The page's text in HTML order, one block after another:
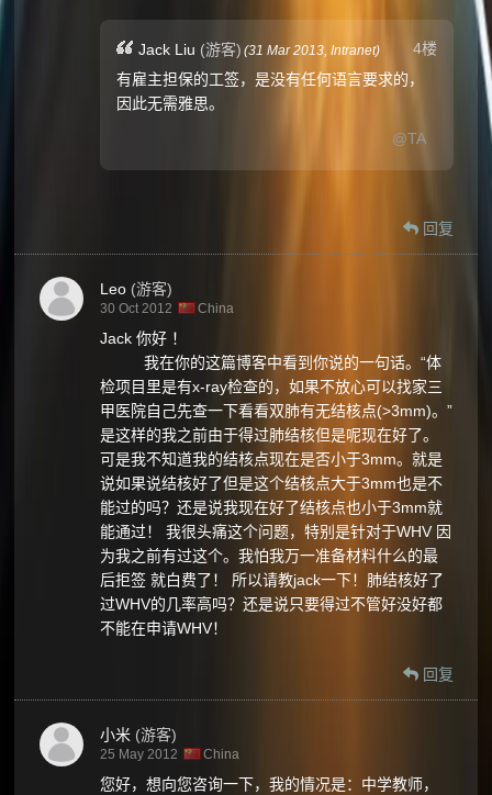
4楼
Jack Liu (游客) (31 Mar 2013,Intranet)
有雇主担保的工签，是没有任何语言要求的，
因此无需雅思。
@TA
回复
Leo (游客)
30 Oct 2012 China
Jack 你好 ！
我在你的这篇博客中看到你说的一句话。“体
检项目里是有x-ray检查的，如果不放心可以找家三
甲医院自己先查一下看看双肺有无结核点(>3mm)。”
是这样的我之前由于得过肺结核但是呢现在好了。
可是我不知道我的结核点现在是否小于3mm。就是
说如果说结核好了但是这个结核点大于3mm也是不
能过的吗？还是说我现在好了结核点也小于3mm就
能通过！ 我很头痛这个问题，特别是针对于WHV 因
为我之前有过这个。我怕我万一准备材料什么的最
后拒签 就白费了！ 所以请教jack一下！肺结核好了
过WHV的几率高吗？还是说只要得过不管好没好都
不能在申请WHV！
回复
小米 (游客)
25 May 2012 China
您好，想向您咨询一下，我的情况是：中学教师，